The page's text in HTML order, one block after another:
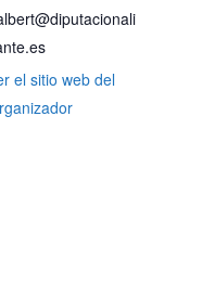
el sitio web del